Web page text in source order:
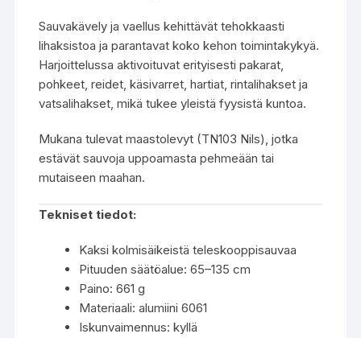
Sauvakävely ja vaellus kehittävät tehokkaasti
lihaksistoa ja parantavat koko kehon toimintakykyä.
Harjoittelussa aktivoituvat erityisesti pakarat,
pohkeet, reidet, käsivarret, hartiat, rintalihakset ja
vatsalihakset, mikä tukee yleistä fyysistä kuntoa.
Mukana tulevat maastolevyt (TN103 Nils), jotka
estävät sauvoja uppoamasta pehmeään tai
mutaiseen maahan.
Tekniset tiedot:
Kaksi kolmisäikeistä teleskooppisauvaa
Pituuden säätöalue: 65–135 cm
Paino: 661 g
Materiaali: alumiini 6061
Iskunvaimennus: kyllä